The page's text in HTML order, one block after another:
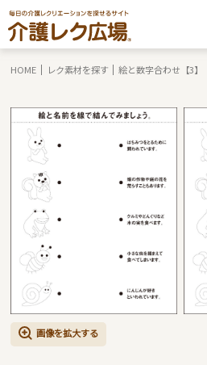
HOME レク素材を探す 絵と数字合わせ【3】
画像を拡大する